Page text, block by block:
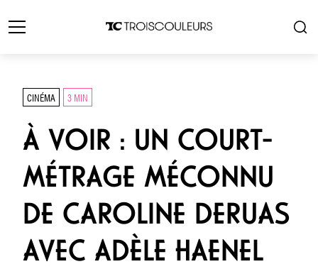
CINÉMA 3 MIN
À VOIR : UN COURT-
MÉTRAGE MÉCONNU
DE CAROLINE DERUAS
AVEC ADÈLE HAENEL